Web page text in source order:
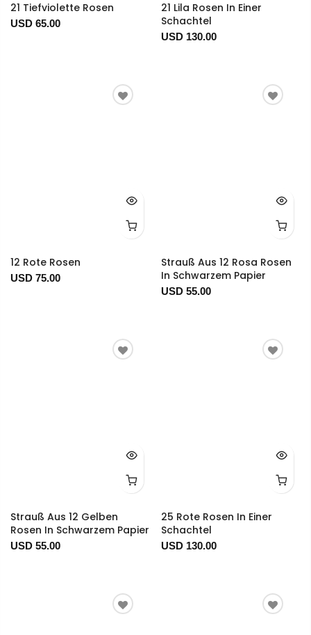
21 Tiefviolette Rosen
USD 65.00
21 Lila Rosen In Einer
Schachtel
USD 130.00
12 Rote Rosen
USD 75.00
Strauß Aus 12 Rosa Rosen
In Schwarzem Papier
USD 55.00
Strauß Aus 12 Gelben
Rosen In Schwarzem Papier
USD 55.00
25 Rote Rosen In Einer
Schachtel
USD 130.00